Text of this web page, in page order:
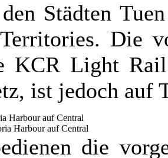
Städten
Die
KCR Light
ist jedoch auf
Harbour auf Central
die